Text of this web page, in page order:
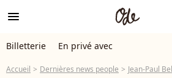
menu
Billetterie En privé avec
Accueil Dernières news people Jean-Paul